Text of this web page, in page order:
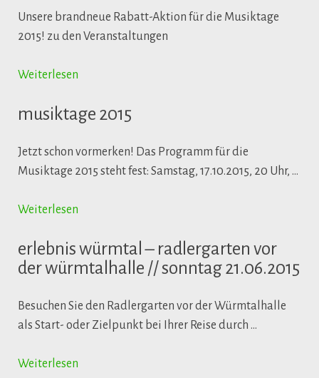
Unsere brandneue Rabatt-Aktion für die Musiktage
2015! zu den Veranstaltungen
Weiterlesen
musiktage 2015
Jetzt schon vormerken! Das Programm für die
Musiktage 2015 steht fest: Samstag, 17.10.2015, 20 Uhr, …
Weiterlesen
erlebnis würmtal – radlergarten vor
der würmtalhalle // sonntag 21.06.2015
Besuchen Sie den Radlergarten vor der Würmtalhalle
als Start- oder Zielpunkt bei Ihrer Reise durch …
Weiterlesen